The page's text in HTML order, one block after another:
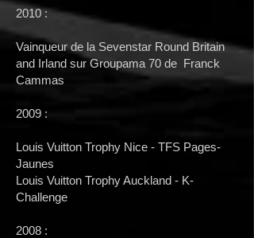
2010 :
Vainqueur de la Sevenstar Round Britain
and Irland sur Groupama 70 de Franck
Cammas
2009 :
Louis Vuitton Trophy Nice - TFS Pages-
Jaunes
Louis Vuitton Trophy Auckland - K-
Challenge
2008 :